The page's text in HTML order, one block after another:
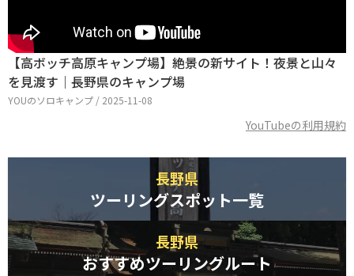
【高ボッチ高原キャンプ場】絶景の新サイト！夜景と山々
を見渡す｜長野県のキャンプ場
YOUのソロキャンプ / 2025-11-08
YouTubeの利用規約
長野県
ツーリングスポット一覧
長野県
おすすめツーリングルート